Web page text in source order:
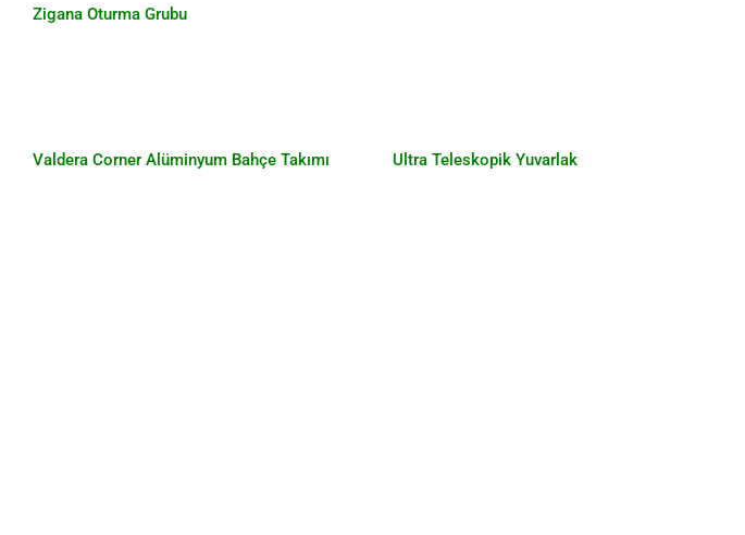
Zigana Oturma Grubu
Valdera Corner Alüminyum Bahçe Takımı Ultra Teleskopik Yuvarlak